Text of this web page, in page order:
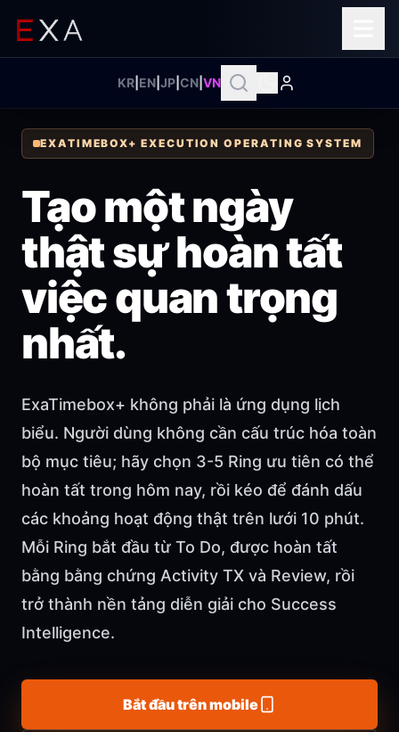
KR EN JP CN VN
EXATIMEBOX+ EXECUTION OPERATING SYSTEM
Tạo một ngày
thật sự hoàn tất
việc quan trọng
nhất.
ExaTimebox+ không phải là ứng dụng lịch
biểu. Người dùng không cần cấu trúc hóa toàn
bộ mục tiêu; hãy chọn 3-5 Ring ưu tiên có thể
hoàn tất trong hôm nay, rồi kéo để đánh dấu
các khoảng hoạt động thật trên lưới 10 phút.
Mỗi Ring bắt đầu từ To Do, được hoàn tất
bằng bằng chứng Activity TX và Review, rồi
trở thành nền tảng diễn giải cho Success
Intelligence.
Bắt đầu trên mobile